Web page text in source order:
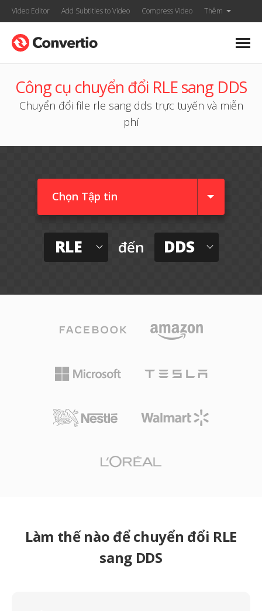
Video Editor Add Subtitles to Video Compress Video Thêm
Công cụ chuyển đổi RLE sang DDS
Chuyển đổi file rle sang dds trực tuyến và miễn
phí
Chọn Tập tin
RLE đến DDS
Làm thế nào để chuyển đổi RLE
sang DDS